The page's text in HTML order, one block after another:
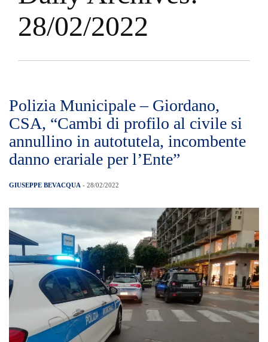
28/02/2022
Polizia Municipale – Giordano,
CSA, “Cambi di profilo al civile si
annullino in autotutela, incombente
danno erariale per l’Ente”
GIUSEPPE BEVACQUA - 28/02/2022